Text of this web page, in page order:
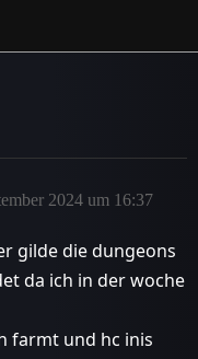
2024 um 16:37
gilde die dungeons
da ich in der woche
farmt und hc inis